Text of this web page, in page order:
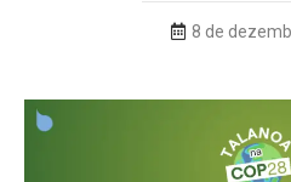
8 de